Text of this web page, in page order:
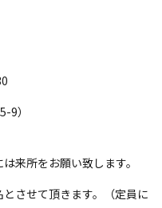
9）
来所をお願い致します。
させて頂きます。（定員に